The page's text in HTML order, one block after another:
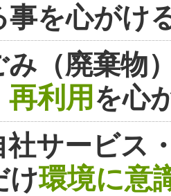
事を心がけ
み（廃棄物
再利用 を心
社サービス
け環境に意